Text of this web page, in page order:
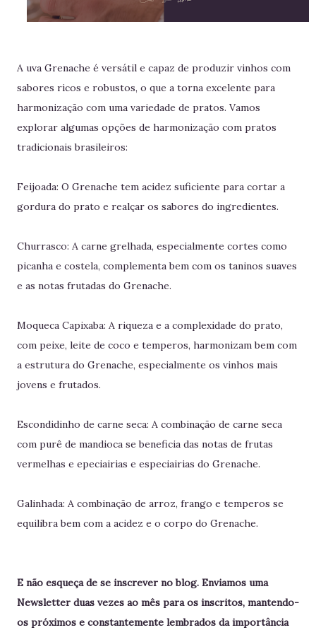
A uva Grenache é versátil e capaz de produzir vinhos com
sabores ricos e robustos, o que a torna excelente para
harmonização com uma variedade de pratos. Vamos
explorar algumas opções de harmonização com pratos
tradicionais brasileiros:
Feijoada: O Grenache tem acidez suficiente para cortar a
gordura do prato e realçar os sabores do ingredientes.
Churrasco: A carne grelhada, especialmente cortes como
picanha e costela, complementa bem com os taninos suaves
e as notas frutadas do Grenache.
Moqueca Capixaba: A riqueza e a complexidade do prato,
com peixe, leite de coco e temperos, harmonizam bem com
a estrutura do Grenache, especialmente os vinhos mais
jovens e frutados.
Escondidinho de carne seca: A combinação de carne seca
com purê de mandioca se beneficia das notas de frutas
vermelhas e epeciairias e especiairias do Grenache.
Galinhada: A combinação de arroz, frango e temperos se
equilibra bem com a acidez e o corpo do Grenache.
E não esqueça de se inscrever no blog. Enviamos uma
Newsletter duas vezes ao mês para os inscritos, mantendo-
os próximos e constantemente lembrados da importância